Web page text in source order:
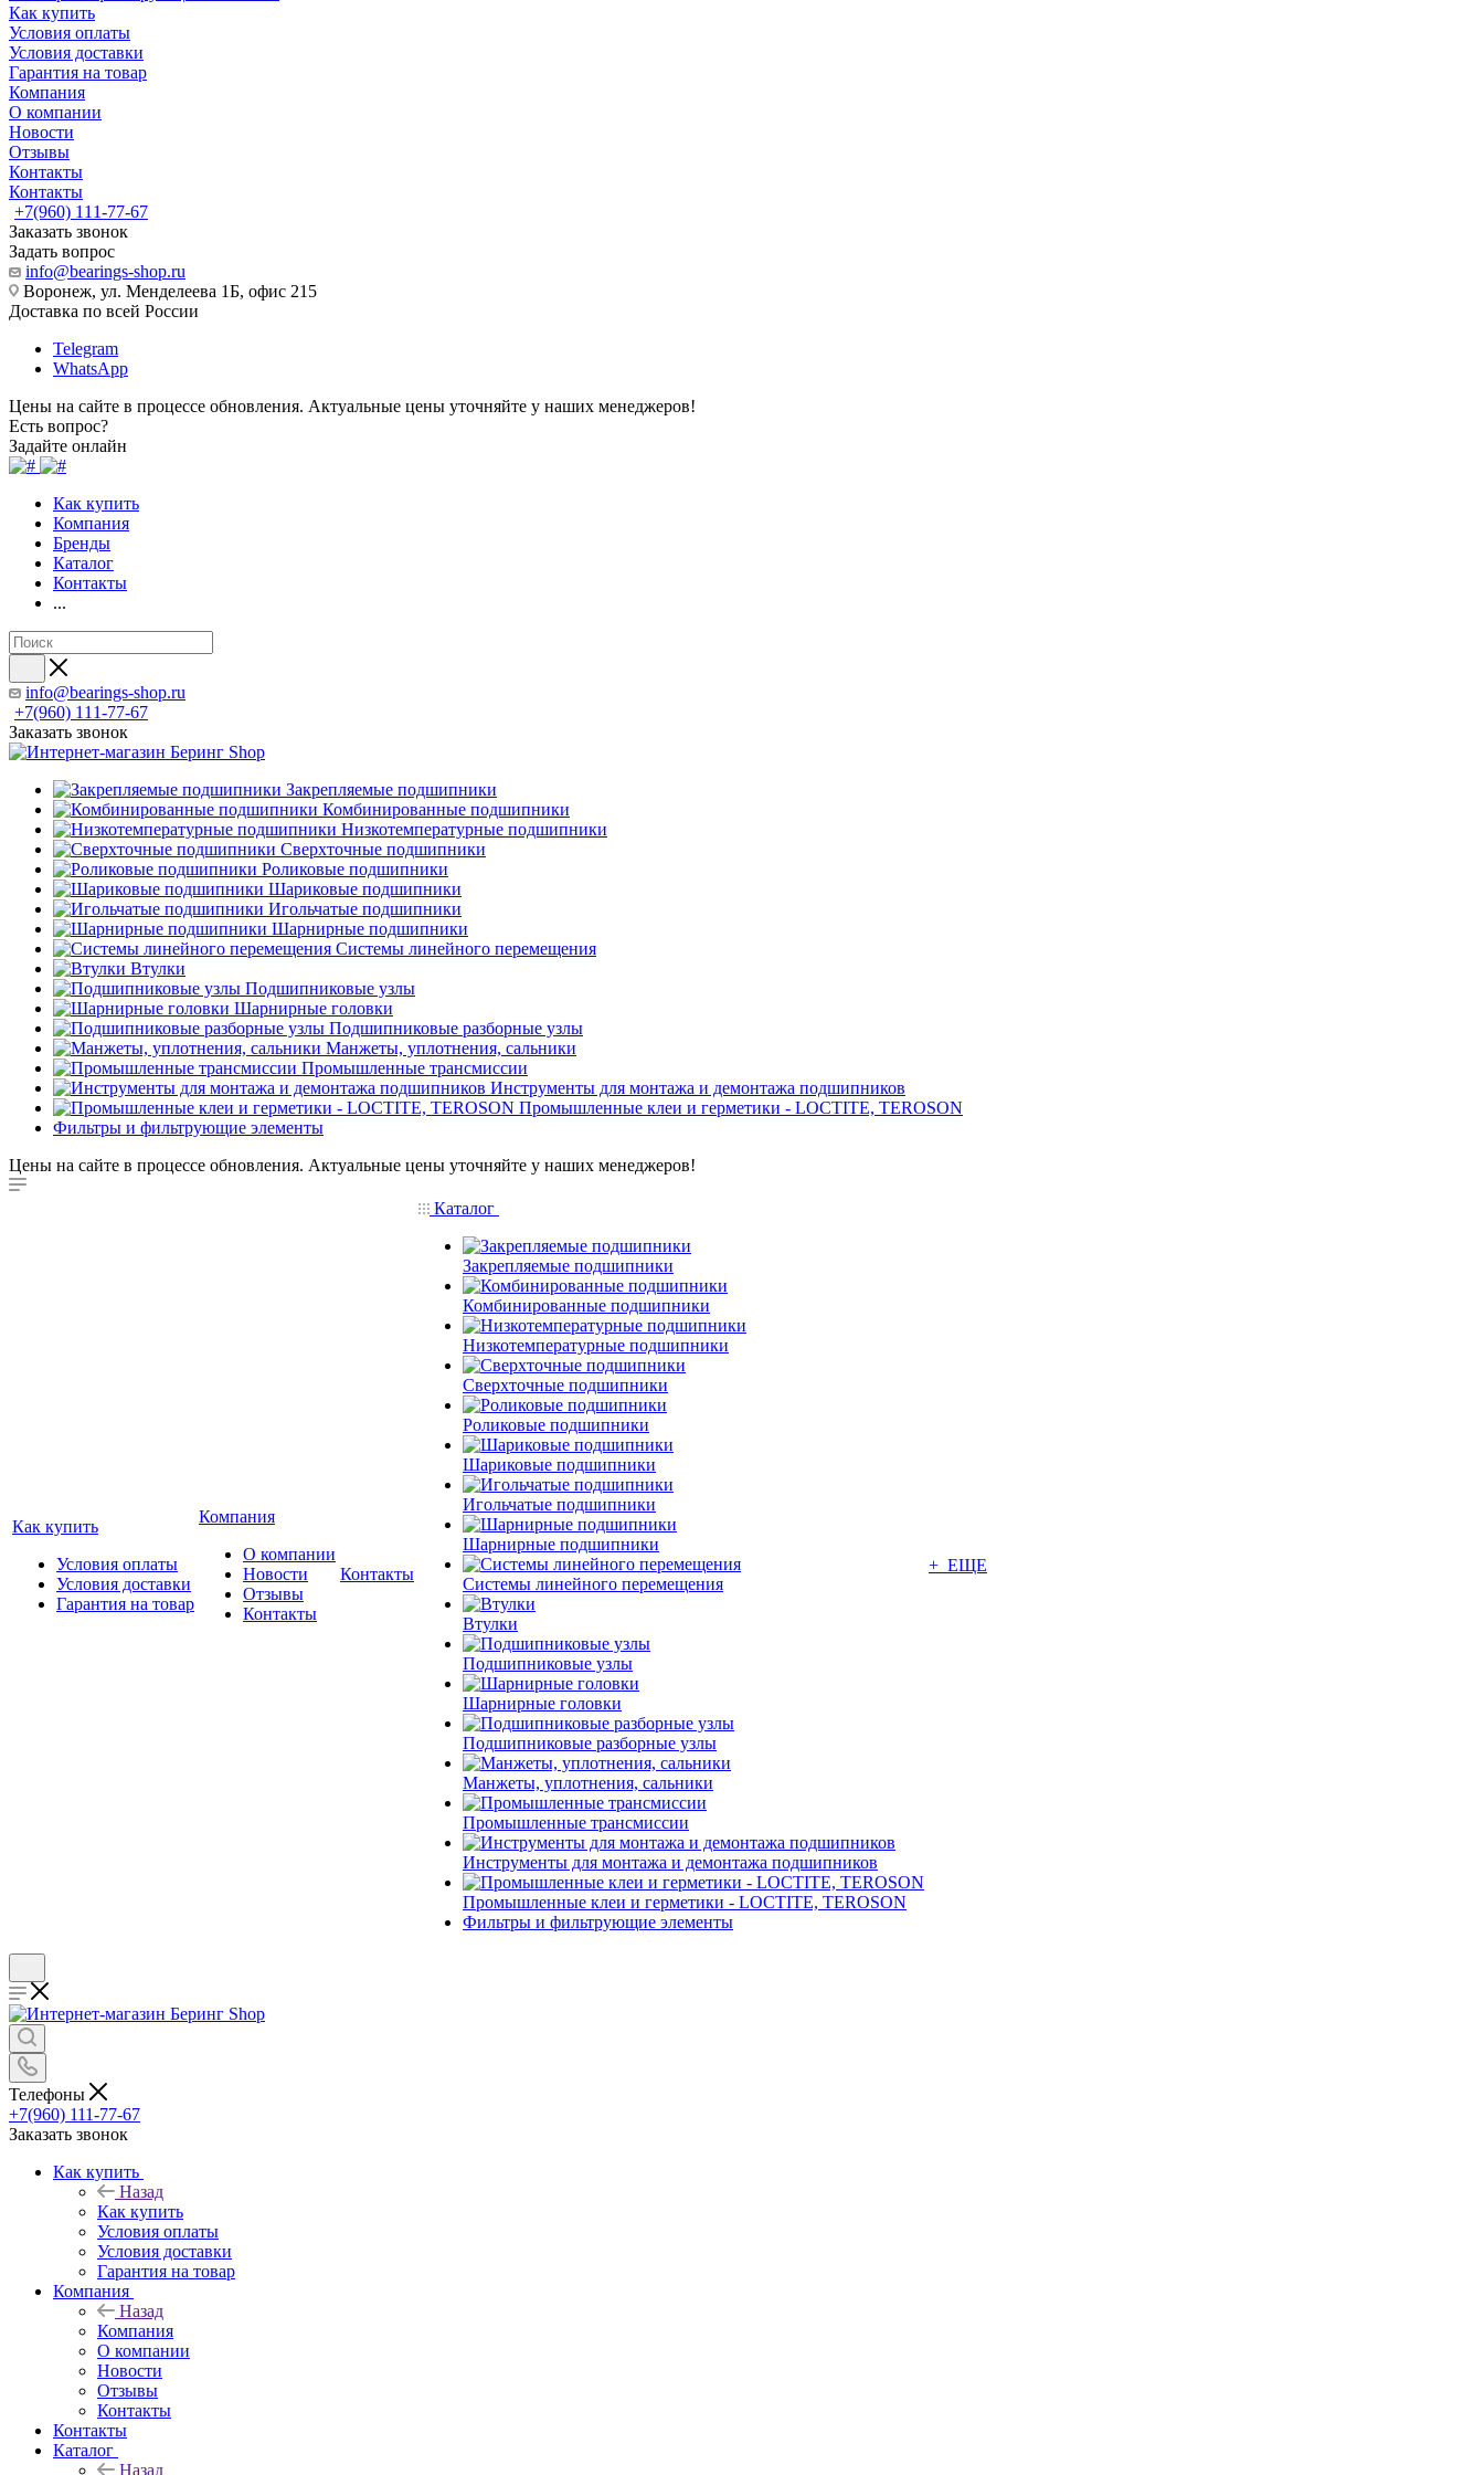
Как купить
Условия оплаты
Условия доставки
Гарантия на товар
Компания
О компании
Новости
Отзывы
Контакты
Контакты
+7(960) 111-77-67
Заказать звонок
Задать вопрос
info@bearings-shop.ru
Воронеж, ул. Менделеева 1Б, офис 215
Доставка по всей России
Telegram
WhatsApp
Цены на сайте в процессе обновления. Актуальные цены уточняйте у наших менеджеров!
Есть вопрос?
Задайте онлайн
Как купить
Компания
Бренды
Каталог
Контакты
...
info@bearings-shop.ru
+7(960) 111-77-67
Заказать звонок
Закрепляемые подшипники
Комбинированные подшипники
Низкотемпературные подшипники
Сверхточные подшипники
Роликовые подшипники
Шариковые подшипники
Игольчатые подшипники
Шарнирные подшипники
Системы линейного перемещения
Втулки
Подшипниковые узлы
Шарнирные головки
Подшипниковые разборные узлы
Манжеты, уплотнения, сальники
Промышленные трансмиссии
Инструменты для монтажа и демонтажа подшипников
Промышленные клеи и герметики - LOCTITE, TEROSON
Фильтры и фильтрующие элементы
Цены на сайте в процессе обновления. Актуальные цены уточняйте у наших менеджеров!
Как купить
Условия оплаты
Условия доставки
Гарантия на товар
Компания
О компании
Новости
Отзывы
Контакты
Контакты
Каталог
Закрепляемые подшипники
Комбинированные подшипники
Низкотемпературные подшипники
Сверхточные подшипники
Роликовые подшипники
Шариковые подшипники
Игольчатые подшипники
Шарнирные подшипники
Системы линейного перемещения
Втулки
Подшипниковые узлы
Шарнирные головки
Подшипниковые разборные узлы
Манжеты, уплотнения, сальники
Промышленные трансмиссии
Инструменты для монтажа и демонтажа подшипников
Промышленные клеи и герметики - LOCTITE, TEROSON
Фильтры и фильтрующие элементы
+ ЕЩЕ
Телефоны
+7(960) 111-77-67
Заказать звонок
Как купить
Назад
Как купить
Условия оплаты
Условия доставки
Гарантия на товар
Компания
Назад
Компания
О компании
Новости
Отзывы
Контакты
Контакты
Каталог
Назад